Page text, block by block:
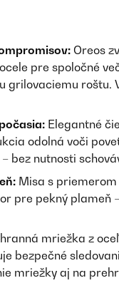
Oreos
pre spoločné
grilovaciemu roštu.
Elegantné
odolná voči
bez nutnosti
Misa s
pre pekný plameň
mriežka z
bezpečné
mriežky aj na